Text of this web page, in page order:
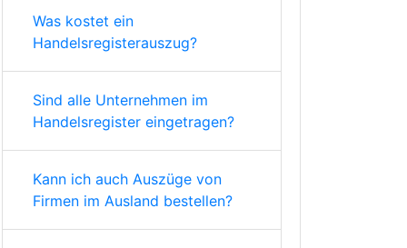
Was kostet ein
Handelsregisterauszug?
Sind alle Unternehmen im
Handelsregister eingetragen?
Kann ich auch Auszüge von
Firmen im Ausland bestellen?